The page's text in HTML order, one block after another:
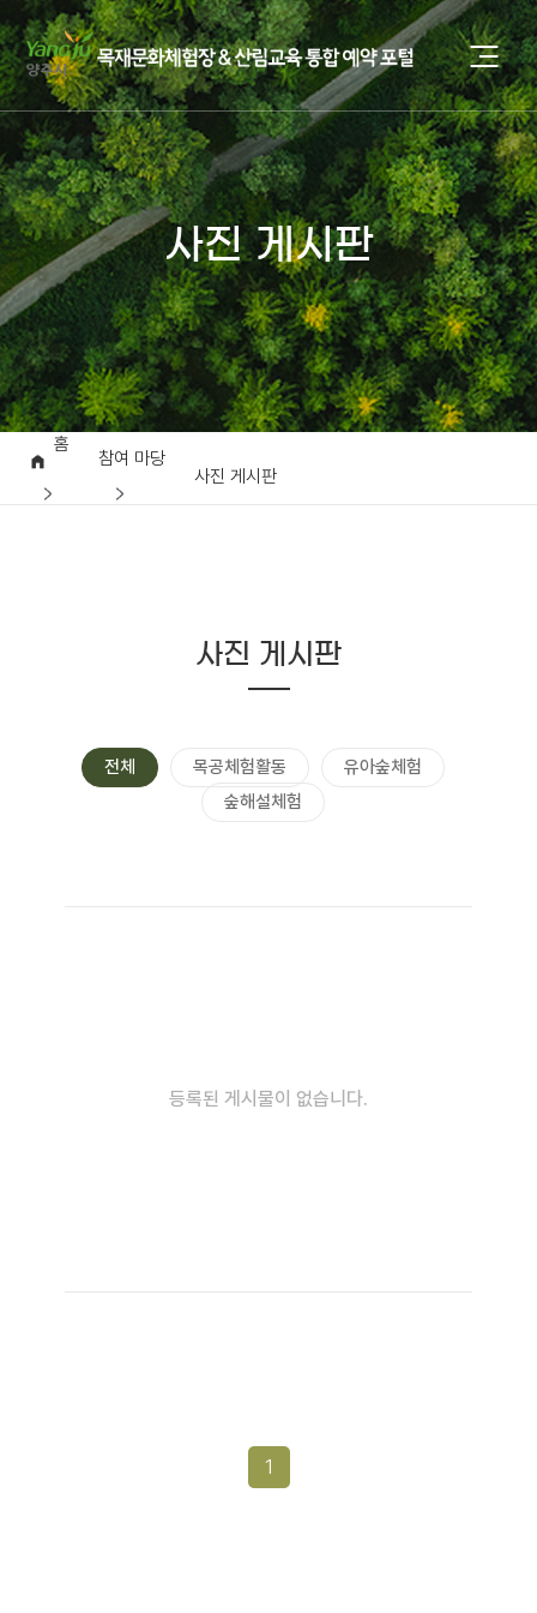
사진 게시판
홈
참여 마당
사진 게시판
사진 게시판
전체 목공체험활동
유아숲체험
숲해설체험
등록된 게시물이 없습니다.
1